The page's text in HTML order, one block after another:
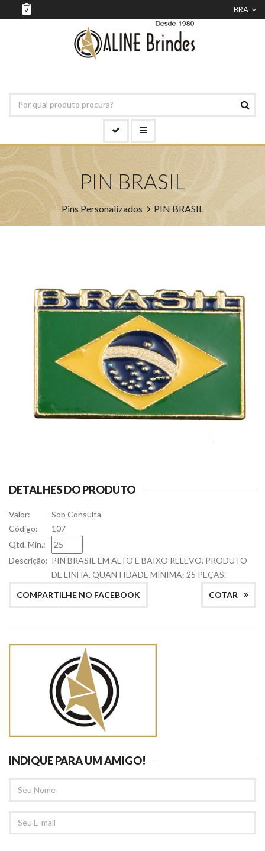
BRA
PIN BRASIL
Pins Personalizados PIN BRASIL
DETALHES DO PRODUTO
Valor:
Sob Consulta
Código:
107
Qtd. Min.:
Descrição: PIN BRASIL EM ALTO E BAIXO RELEVO. PRODUTO
DE LINHA. QUANTIDADE MÍNIMA: 25 PEÇAS.
COTAR
COMPARTILHE NO FACEBOOK
INDIQUE PARA UM AMIGO!
NOME
EMAIL